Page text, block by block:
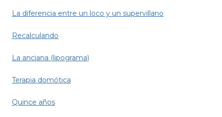
La diferencia entre un loco y un supervillano
Recalculando
La anciana (lipograma)
Terapia domótica
Quince años